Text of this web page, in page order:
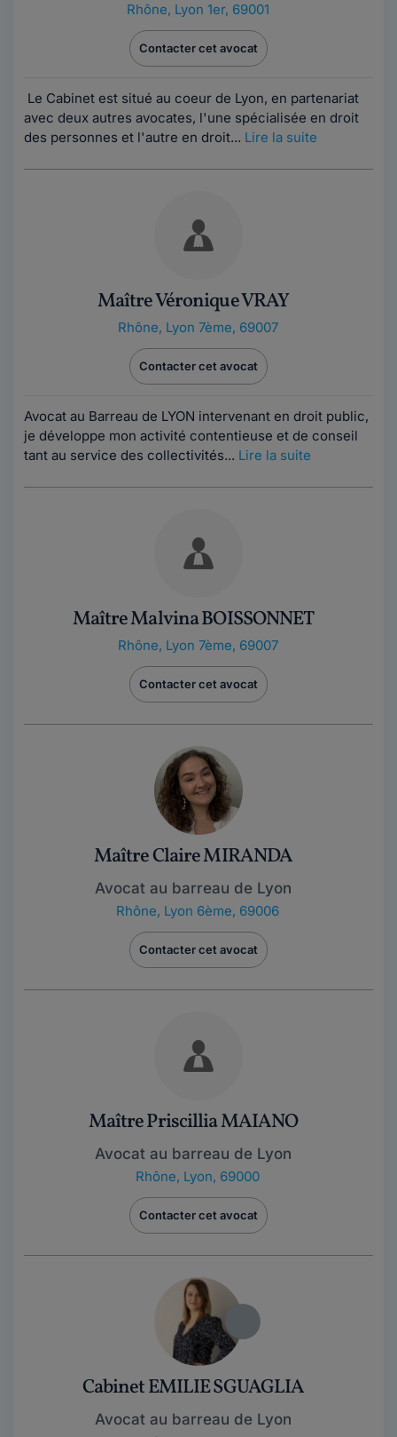
Rhône, Lyon 1er, 69001
Contacter cet avocat
Le Cabinet est situé au coeur de Lyon, en partenariat
avec deux autres avocates, l'une spécialisée en droit
des personnes et l'autre en droit... Lire la suite
Maître Véronique VRAY
Rhône, Lyon 7ème, 69007
Contacter cet avocat
Avocat au Barreau de LYON intervenant en droit public,
je développe mon activité contentieuse et de conseil
tant au service des collectivités... Lire la suite
Maître Malvina BOISSONNET
Rhône, Lyon 7ème, 69007
Contacter cet avocat
Maître Claire MIRANDA
Avocat au barreau de Lyon
Rhône, Lyon 6ème, 69006
Contacter cet avocat
Maître Priscillia MAIANO
Avocat au barreau de Lyon
Rhône, Lyon, 69000
Contacter cet avocat
Cabinet EMILIE SGUAGLIA
Avocat au barreau de Lyon